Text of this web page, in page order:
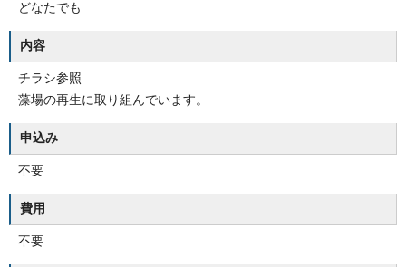
どなたでも
内容
チラシ参照
藻場の再生に取り組んでいます。
申込み
不要
費用
不要